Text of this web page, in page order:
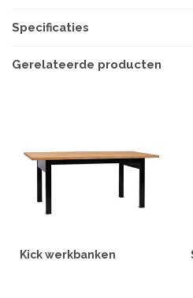
Specificaties
Gerelateerde producten
Kick werkbanken